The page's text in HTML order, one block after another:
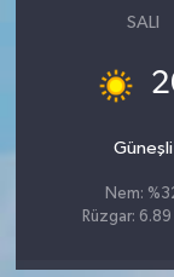
SALI
Güneşli
Nem:
Rüzgar: